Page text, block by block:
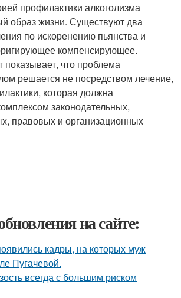
профилактики алкоголизма
образ жизни. Существуют два
по искоренению пьянства и
компенсирующее.
что проблема
решается не посредством лечение,
которая должна
законодательных,
правовых и организационных
на сайте:
кадры, на которых муж
Пугачевой.
всегда с большим риском